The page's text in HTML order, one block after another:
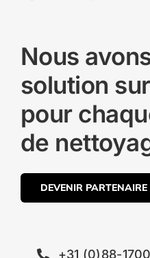
Nous
solution
pour
de
DEVENIR PARTENAIRE
+31 (0)88-